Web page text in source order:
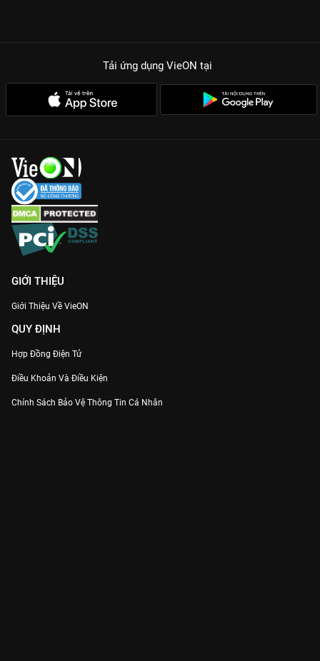
hôi chân thực của vận động viên.
Nhạc phim truyền cảm hứng:Những bản nhạc nền dồn dập
đẩy cảm xúc người xem lên đến đỉnh điểm trong những giây
phút tranh chấp điểm số quyết định.
cuộc đấu trí đỉnh cao giữa các huấn luyện viên và đội trưởng
trên sân.
Vua Bóng Chuyền Phần 3 không chỉ là một bộ anime thể thao,
nó là một bài ca về sự kiên trì và niềm tin. Với tỷ lệ đánh giá lên
đến 4.89 trênVieON
mọt phim nào cũng không thể bỏ lỡ.
Tải ứng dụng VieON tại
GIỚI THIỆU
Giới Thiệu Về VieON
QUY ĐỊNH
Hợp Đồng Điện Tử
Điều Khoản Và Điều Kiện
Chính Sách Bảo Vệ Thông Tin Cá Nhân